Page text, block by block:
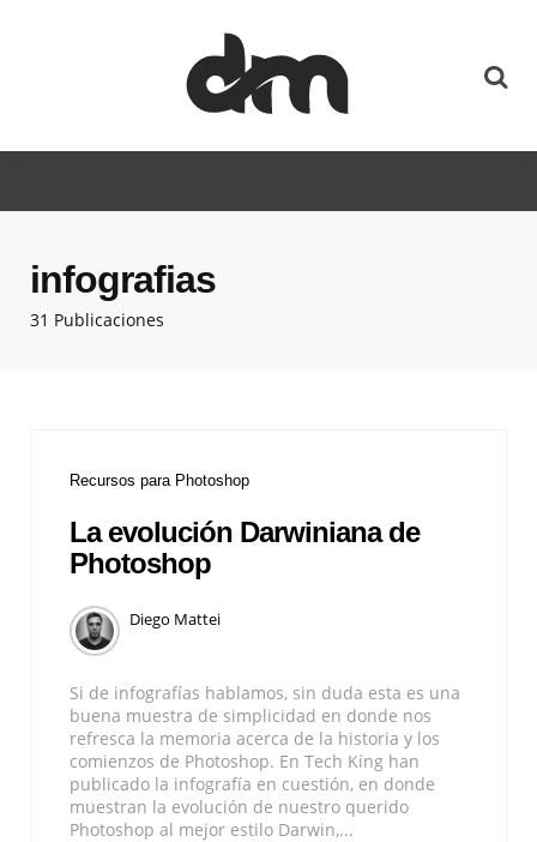
31 Publicaciones
infografias
Recursos para Photoshop
La evolución Darwiniana de
Photoshop
Diego Mattei
Si de infografías hablamos, sin duda esta es una
buena muestra de simplicidad en donde nos
refresca la memoria acerca de la historia y los
comienzos de Photoshop. En Tech King han
publicado la infografía en cuestión, en donde
muestran la evolución de nuestro querido
Photoshop al mejor estilo Darwin,...